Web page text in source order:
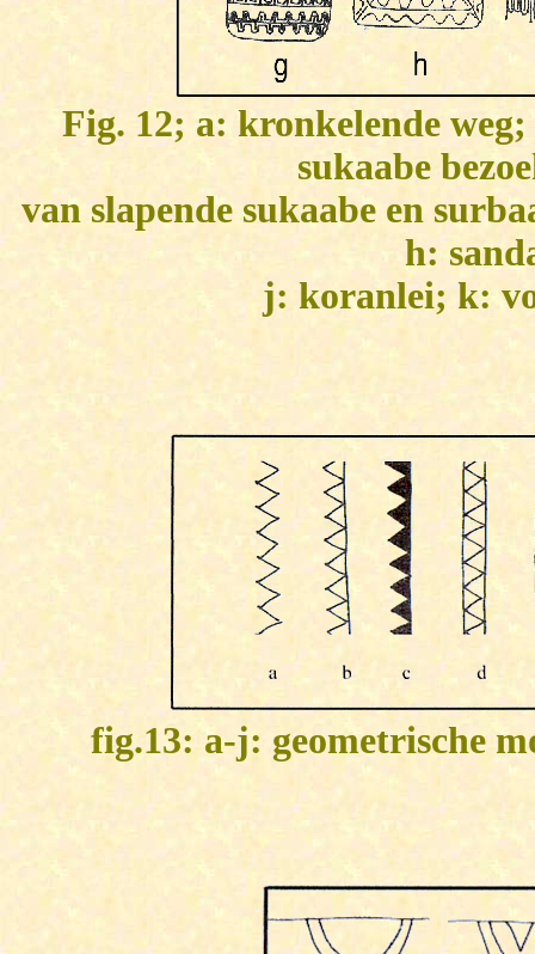
Fig. 12; a: kronkelende
sukaabe
van slapende sukaabe en
h:
j: koranlei; k:
fig.13: a-j: geometrische